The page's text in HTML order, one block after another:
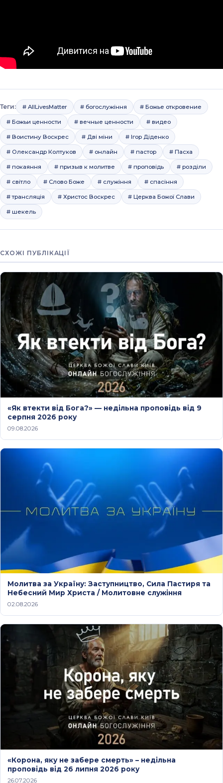
Теги: # AllLivesMatter # богослужіння # Божье откровение
# Божьи ценности # вечные ценности # видео
# Воистину Воскрес # Дві міни # Ігор Діденко
# Олександр Колтуков # онлайн # пастор # Пасха
# покаяння # призыв к молитве # проповідь # розділи
# світло # Слово Боже # служіння # спасіння
# трансляція # Христос Воскрес # Церква Божої Слави
# шекель
СХОЖІ ПУБЛІКАЦІЇ
«Як втекти від Бога?» — недільна проповідь від 9
серпня 2026 року
09.08.2026
Молитва за Україну: Заступництво, Сила Пастиря та
Небесний Мир Христа / Молитовне служіння
02.08.2026
«Корона, яку не забере смерть» – недільна
проповідь від 26 липня 2026 року
26.07.2026